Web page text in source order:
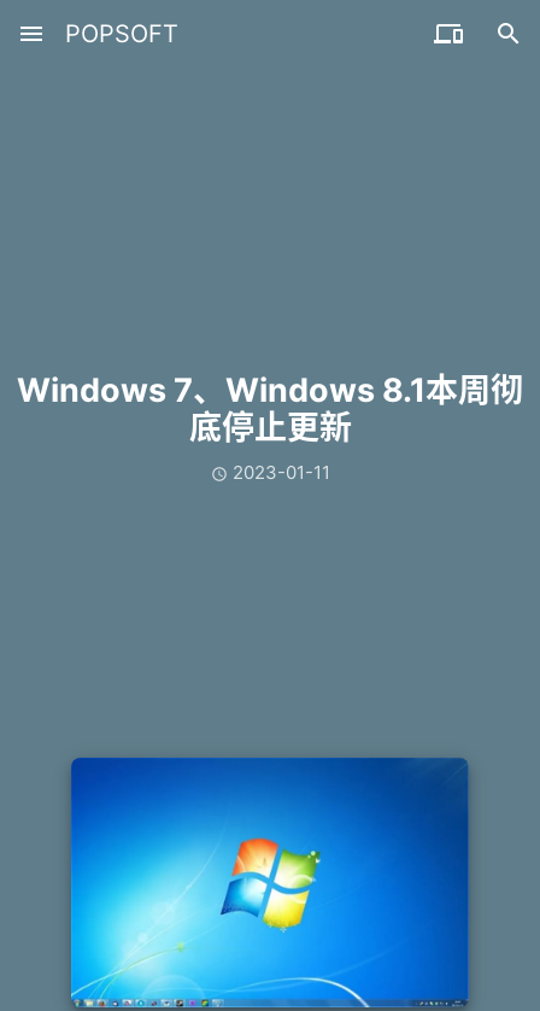
menu POPSOFT  
Windows 7、Windows 8.1本周彻
底停止更新
 2023-01-11